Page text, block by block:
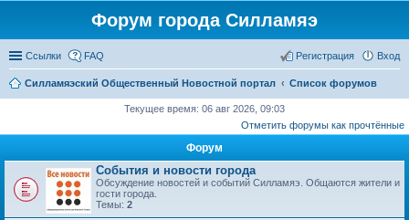
Форум города Силламяэ
Ссылки FAQ Вход
Регистрация
Силламяэский Общественный Новостной портал Список форумов
Текущее время: 06 авг 2026, 09:03
Отметить форумы как прочтённые
Форум
События и новости города
Обсуждение новостей и событий Силламяэ. Общаются жители и
гости города.
Темы: 2